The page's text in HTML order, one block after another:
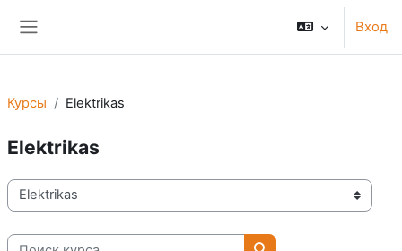
Вход
Курсы Elektrikas
Elektrikas
Категории курсов
Поиск курса